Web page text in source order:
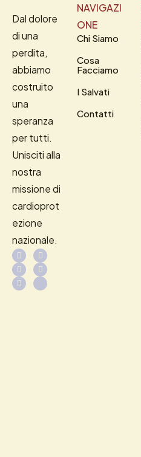
Dal dolore
di una
perdita,
abbiamo
costruito
una
speranza
per tutti.
Unisciti alla
nostra
missione di
cardioprot
ezione
nazionale.
NAVIGAZI
ONE
Chi Siamo
Cosa
Facciamo
I Salvati
Contatti